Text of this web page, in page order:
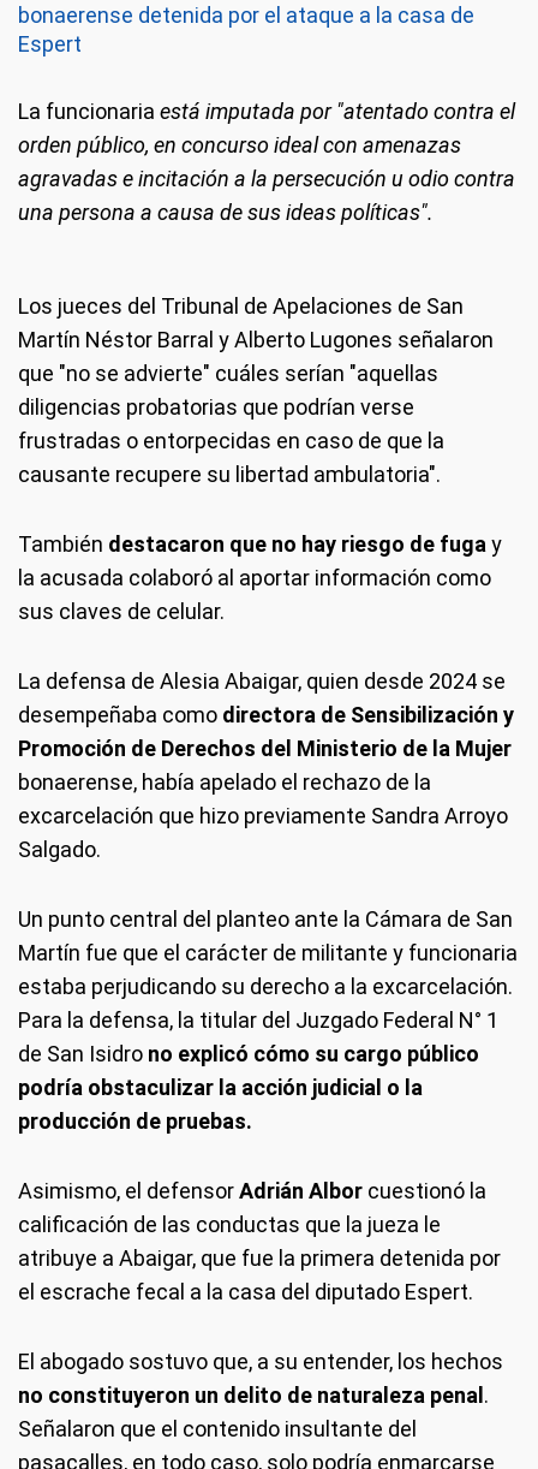
bonaerense detenida por el ataque a la casa de
Espert
La funcionaria está imputada por "atentado contra el
orden público, en concurso ideal con amenazas
agravadas e incitación a la persecución u odio contra
una persona a causa de sus ideas políticas".
Los jueces del Tribunal de Apelaciones de San
Martín Néstor Barral y Alberto Lugones señalaron
que "no se advierte" cuáles serían "aquellas
diligencias probatorias que podrían verse
frustradas o entorpecidas en caso de que la
causante recupere su libertad ambulatoria".
También destacaron que no hay riesgo de fuga y
la acusada colaboró al aportar información como
sus claves de celular.
La defensa de Alesia Abaigar, quien desde 2024 se
desempeñaba como directora de Sensibilización y
Promoción de Derechos del Ministerio de la Mujer
bonaerense, había apelado el rechazo de la
excarcelación que hizo previamente Sandra Arroyo
Salgado.
Un punto central del planteo ante la Cámara de San
Martín fue que el carácter de militante y funcionaria
estaba perjudicando su derecho a la excarcelación.
Para la defensa, la titular del Juzgado Federal N° 1
de San Isidro no explicó cómo su cargo público
podría obstaculizar la acción judicial o la
producción de pruebas.
Asimismo, el defensorAdrián Albor cuestionó la
calificación de las conductas que la jueza le
atribuye a Abaigar, que fue la primera detenida por
el escrache fecal a la casa del diputado Espert.
El abogado sostuvo que, a su entender, los hechos
no constituyeron un delito de naturaleza penal .
Señalaron que el contenido insultante del
pasacalles, en todo caso, solo podría enmarcarse